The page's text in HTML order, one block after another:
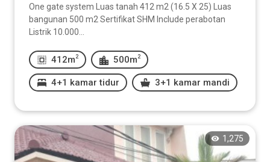
One gate system Luas tanah 412 m2 (16.5 X 25) Luas
bangunan 500 m2 Sertifikat SHM Include perabotan
Listrik 10.000...
412m 2 500m 2
4+1 kamar tidur 3+1 kamar mandi
1,275